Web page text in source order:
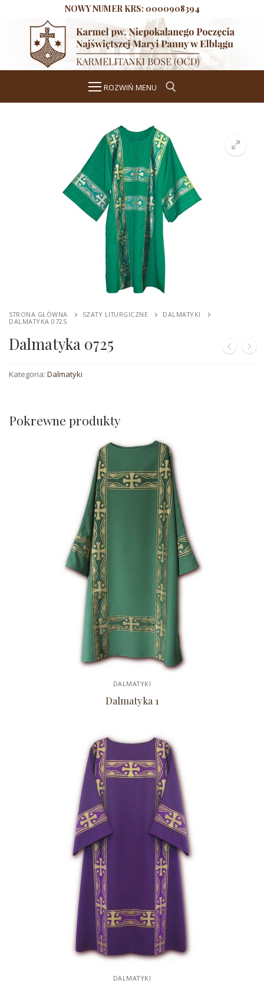
NOWY NUMER KRS: 0000908394
ROZWIŃ MENU
O wspólnocie
Praca
Pracownia haftu
Galeria
Kontakt
STRONA GŁÓWNA SZATY LITURGICZNE
DALMATYKI
DALMATYKA 0725
Dalmatyka 0725
Kategoria: Dalmatyki
Pokrewne produkty
DALMATYKI
Dalmatyka 1
DALMATYKI